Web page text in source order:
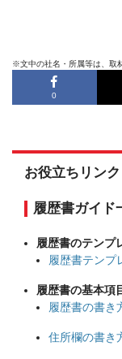
※文中の社名・所属等は、取
0
お役立ちリンク
履歴書ガイド
履歴書のテンプ
履歴書テンプ
履歴書の基本項
履歴書の書き
住所欄の書き